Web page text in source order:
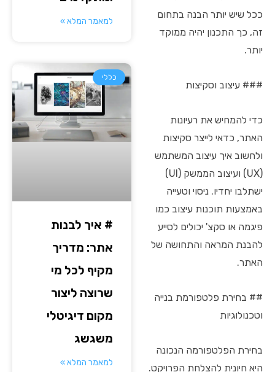
ככל שיש יותר הבנה בתחום
זה, כך התכנון יהיה ממוקד
יותר.
### עיצוב וסקיצות
כדי להמחיש את רעיונות
האתר, כדאי לייצר סקיצות
ולחשוב איך עיצוב המשתמש
(UX) ועיצוב הממשק (UI)
ישתלבו יחדיו. ניסוי וטעייה
באמצעות תוכנות עיצוב כמו
פיגמה או סקצ' יכולים לסייע
להבנת המראה והתחושה של
האתר.
## בחירת פלטפורמת בנייה
וטכנולוגיות
בחירת הפלטפורמה הנכונה
היא חיונית להצלחת הפרויקט.
למאמר המלא »
כללי
# איך לבנות
אתר: מדריך
מקיף לכל מי
שרוצה ליצור
מקום דיגיטלי
משגשג
למאמר המלא »